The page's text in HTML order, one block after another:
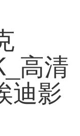
高清
迪影